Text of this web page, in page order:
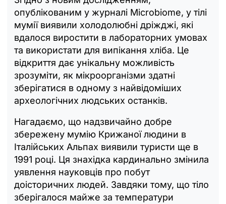
опублікованим у журналі Microbiome, у тілі
мумії виявили холодолюбні дріжджі, які
вдалося виростити в лабораторних умовах
та використати для випікання хліба. Це
відкриття дає унікальну можливість
зрозуміти, як мікроорганізми здатні
зберігатися в одному з найвідоміших
археологічних людських останків.
Нагадаємо, що надзвичайно добре
збережену мумію Крижаної людини в
Італійських Альпах виявили туристи ще в
1991 році. Ця знахідка кардинально змінила
уявлення науковців про побут
доісторичних людей. Завдяки тому, що тіло
зберігалося майже за температури